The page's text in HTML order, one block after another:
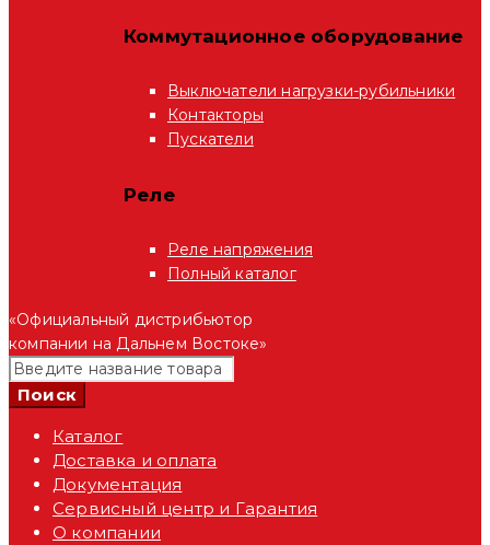
Коммутационное оборудование
Выключатели нагрузки-рубильники
Контакторы
Пускатели
Реле
Реле напряжения
Полный каталог
«Официальный дистрибьютор
компании на Дальнем Востоке»
Каталог
Доставка и оплата
Документация
Сервисный центр и Гарантия
О компании